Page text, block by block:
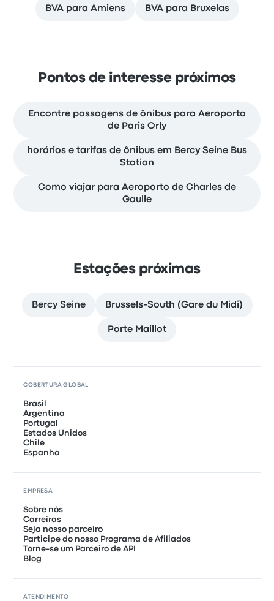
BVA para Amiens BVA para Bruxelas
Pontos de interesse próximos
Encontre passagens de ônibus para Aeroporto
de Paris Orly
horários e tarifas de ônibus em Bercy Seine Bus
Station
Como viajar para Aeroporto de Charles de
Gaulle
Estações próximas
Bercy Seine Brussels-South (Gare du Midi)
Porte Maillot
COBERTURA GLOBAL
Brasil
Argentina
Portugal
Estados Unidos
Chile
Espanha
EMPRESA
Sobre nós
Carreiras
Seja nosso parceiro
Participe do nosso Programa de Afiliados
Torne-se um Parceiro de API
Blog
ATENDIMENTO